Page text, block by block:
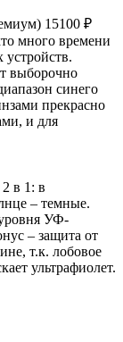
15100 ₽
много времени
выборочно
синего
прекрасно
и для
в 1: в
– темные.
УФ-
– защита от
т.к. лобовое
ультрафиолет.